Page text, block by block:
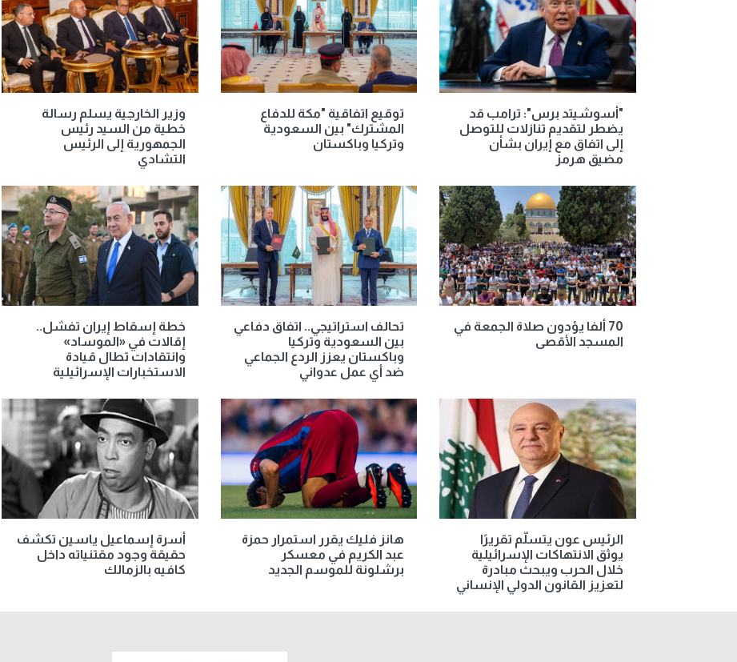
"أسوشيتد برس": ترامب قد
يضطر لتقديم تنازلات للتوصل
إلى اتفاق مع إيران بشأن
مضيق هرمز
توقيع اتفاقية "مكة للدفاع
المشترك" بين السعودية
وتركيا وباكستان
وزير الخارجية يسلم رسالة
خطية من السيد رئيس
الجمهورية إلى الرئيس
التشادي
70 ألفا يؤدون صلاة الجمعة في
المسجد الأقصى
تحالف استراتيجي.. اتفاق دفاعي
بين السعودية وتركيا
وباكستان يعزز الردع الجماعي
ضد أي عمل عدواني
خطة إسقاط إيران تفشل..
إقالات في «الموساد»
وانتقادات تطال قيادة
الاستخبارات الإسرائيلية
الرئيس عون يتسلّم تقريرًا
يوثق الانتهاكات الإسرائيلية
خلال الحرب ويبحث مبادرة
لتعزيز القانون الدولي الإنساني
هانز فليك يقرر استمرار حمزة
عبد الكريم في معسكر
برشلونة للموسم الجديد
أسرة إسماعيل ياسين تكشف
حقيقة وجود مقتنياته داخل
كافيه بالزمالك